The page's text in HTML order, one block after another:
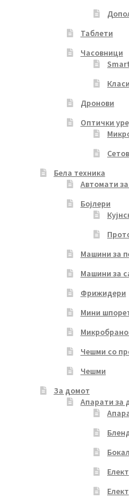
Таблети
Часовници
Дронови
Оптички
Бела техника
Автомати
Бојлери
Машини за
Машини за
Фрижидери
Мини
Чешми со
Чешми
За домот
Апарати за